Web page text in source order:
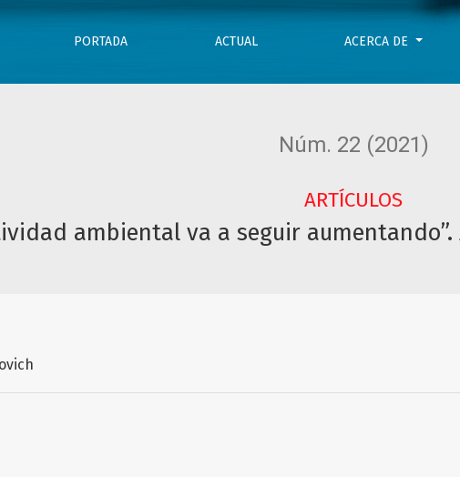
PORTADA ACTUAL ACERCA DE
Núm. 22 (2021)
ARTÍCULOS
ambiental va a seguir